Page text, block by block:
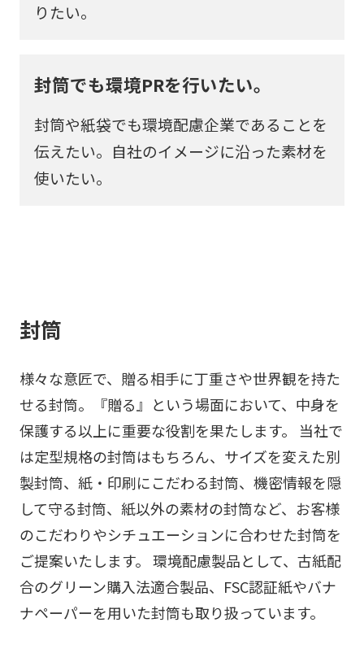
りたい。
封筒でも環境PRを行いたい。
封筒や紙袋でも環境配慮企業であることを
伝えたい。自社のイメージに沿った素材を
使いたい。
封筒
様々な意匠で、贈る相手に丁重さや世界観を持た
せる封筒。『贈る』という場面において、中身を
保護する以上に重要な役割を果たします。 当社で
は定型規格の封筒はもちろん、サイズを変えた別
製封筒、紙・印刷にこだわる封筒、機密情報を隠
して守る封筒、紙以外の素材の封筒など、お客様
のこだわりやシチュエーションに合わせた封筒を
ご提案いたします。 環境配慮製品として、古紙配
合のグリーン購入法適合製品、FSC認証紙やバナ
ナペーパーを用いた封筒も取り扱っています。